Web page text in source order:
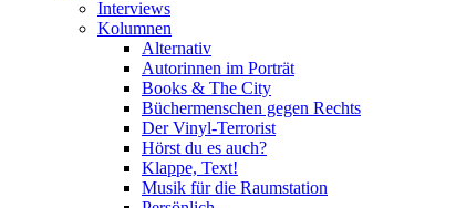
Interviews
Kolumnen
Alternativ
Autorinnen im Porträt
Books & The City
Büchermenschen gegen Rechts
Der Vinyl-Terrorist
Hörst du es auch?
Klappe, Text!
Musik für die Raumstation